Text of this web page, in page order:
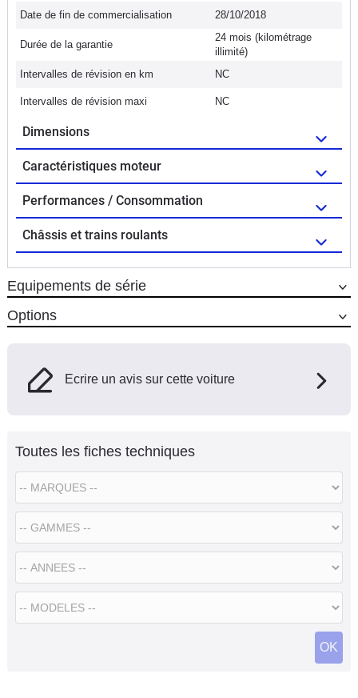
Date de fin de commercialisation 28/10/2018
Durée de la garantie
24 mois (kilométrage
illimité)
Intervalles de révision en km
NC
Intervalles de révision maxi NC
Dimensions
Caractéristiques moteur
Performances / Consommation
Châssis et trains roulants
Equipements de série
Options
Ecrire un avis sur cette voiture
Toutes les fiches techniques